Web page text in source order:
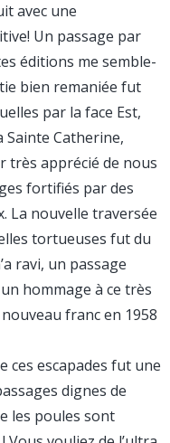
avec une
Un passage par
éditions me semble-
bien remaniée fut
par la face Est,
Sainte Catherine,
très apprécié de nous
fortifiés par des
La nouvelle traversée
tortueuses fut du
ravi, un passage
hommage à ce très
franc en 1958
ces escapades fut une
dignes de
les poules sont